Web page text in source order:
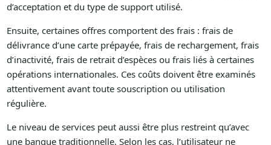
d’acceptation et du type de support utilisé.
Ensuite, certaines offres comportent des frais : frais de
délivrance d’une carte prépayée, frais de rechargement, frais
d’inactivité, frais de retrait d’espèces ou frais liés à certaines
opérations internationales. Ces coûts doivent être examinés
attentivement avant toute souscription ou utilisation
régulière.
Le niveau de services peut aussi être plus restreint qu’avec
une banque traditionnelle. Selon les cas, l’utilisateur ne